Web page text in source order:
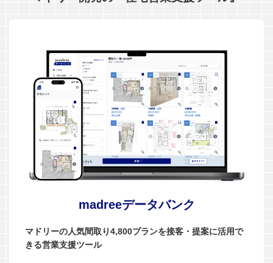
madreeデータバンク
マドリーの人気間取り4,800プランを接客・提案に活用で
きる営業支援ツール